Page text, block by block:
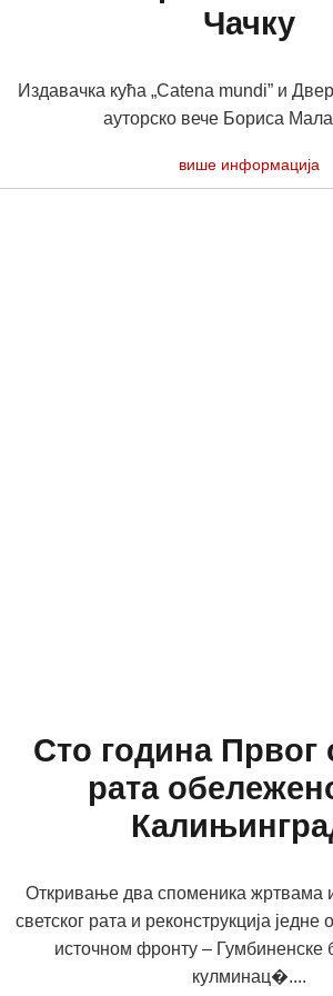
Чачку
Издавачка кућа „Catena mundi” и
ауторско вече Бориса
више информација
Сто година Првог
рата
Откривање два споменика жртвама
светског рата и реконструкција једне
источном фронту – Гумбиненске
кулминац�....